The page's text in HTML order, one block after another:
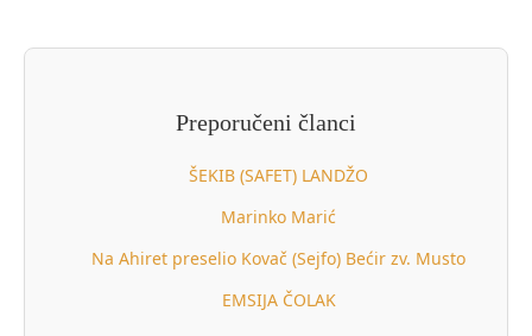
Preporučeni članci
ŠEKIB (SAFET) LANDŽO
Marinko Marić
Na Ahiret preselio Kovač (Sejfo) Bećir zv. Musto
EMSIJA ČOLAK